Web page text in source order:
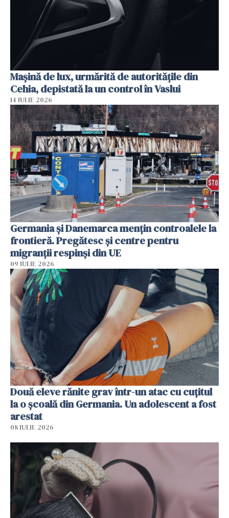
Mașină de lux, urmărită de autoritățile din
Cehia, depistată la un control în Vaslui
14 IULIE 2026
Germania și Danemarca mențin controalele la
frontieră. Pregătesc și centre pentru
migranții respinși din UE
09 IULIE 2026
Două eleve rănite grav într-un atac cu cuțitul
la o școală din Germania. Un adolescent a fost
arestat
08 IULIE 2026